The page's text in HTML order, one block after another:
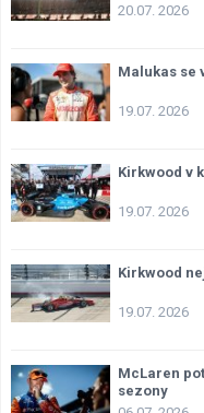
20.07. 2026
Malukas se
19.07. 2026
Kirkwood v
19.07. 2026
Kirkwood
19.07. 2026
McLaren
sezony